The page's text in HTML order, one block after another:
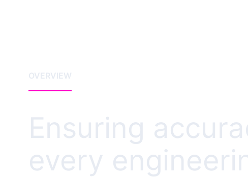
OVERVIEW
Ensuring
every